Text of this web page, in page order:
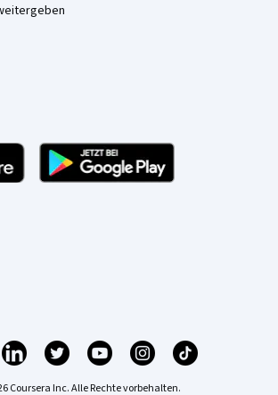
Coursera Inc. Alle Rechte vorbehalten.